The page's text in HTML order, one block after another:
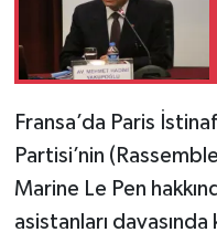
Fransa’da Paris
Partisi’nin
Marine Le Pen
asistanları davasında